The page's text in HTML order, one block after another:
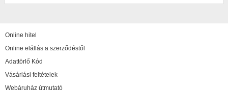
Online hitel
Online elállás a szerződéstől
Adattörlő Kód
Vásárlási feltételek
Webáruház útmutató